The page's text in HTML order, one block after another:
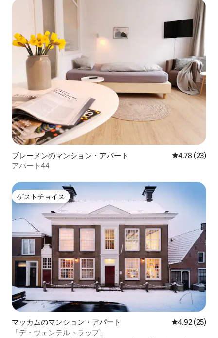
ブレーメンのマンション・アパート レビュー23
4.78 (23)
アパート44
ゲストチョイス
ゲストチョイス
マッカムのマンション・アパート レビュー25
4.92 (25)
「デ・ウェンテルトラップ」